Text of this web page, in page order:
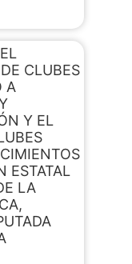
CLUBES
A
Y EL
ESTATAL
LA